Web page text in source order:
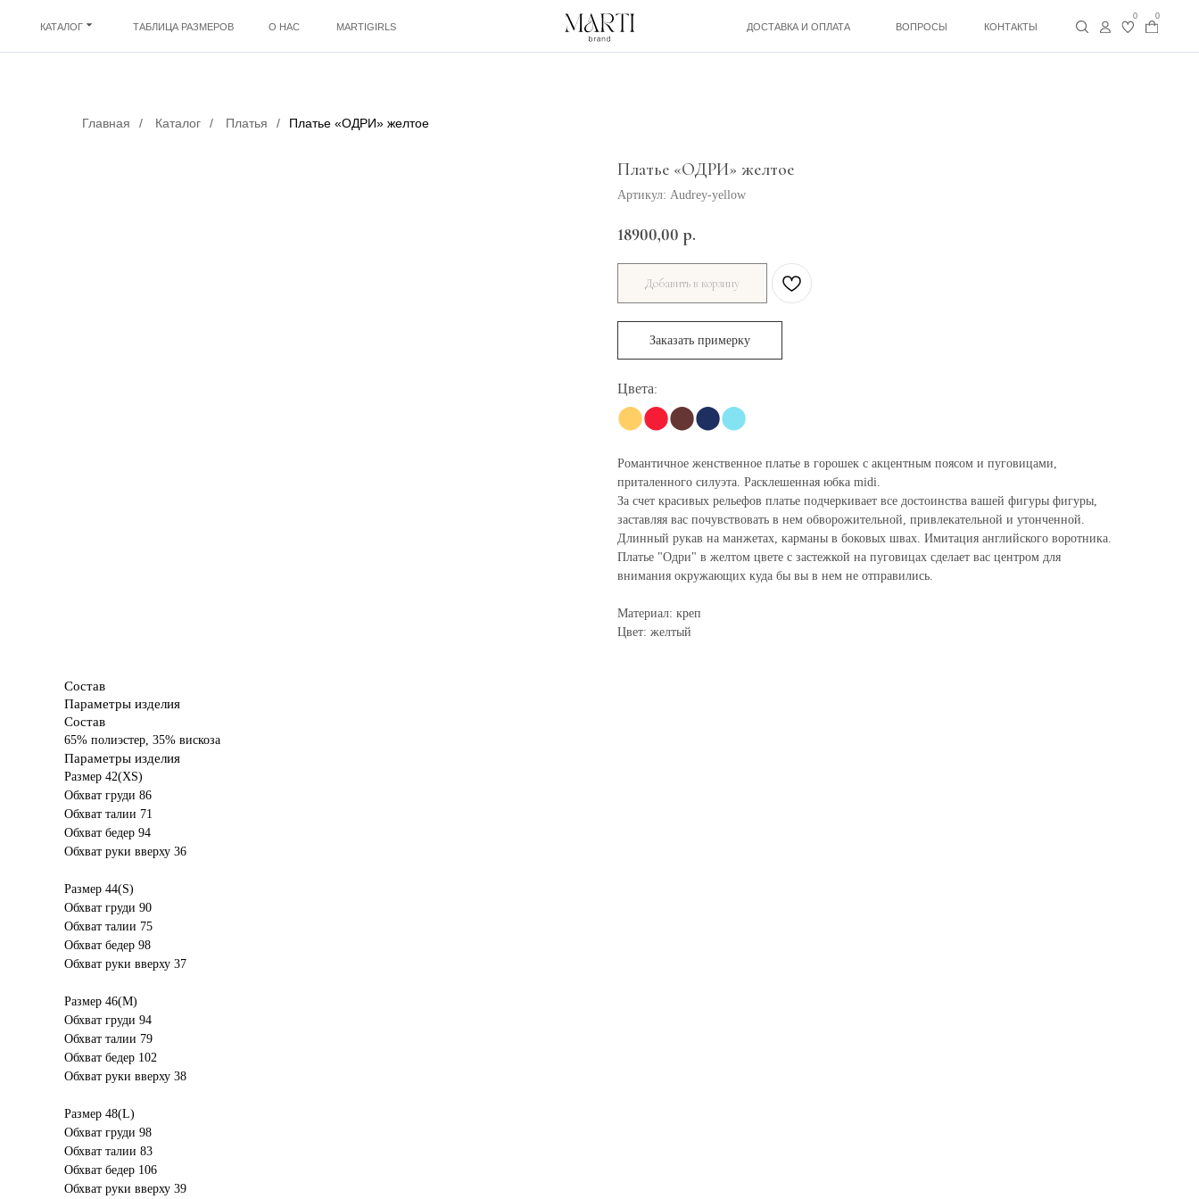
КАТАЛОГ ТАБЛИЦА РАЗМЕРОВ КОНТАКТЫ
MARTIGIRLS ДОСТАВКА И ОПЛАТА ВОПРОСЫ
Главная / Каталог / Платья / Платье «ОДРИ» желтое
Платье «ОДРИ» желтое
Артикул: Audrey-yellow
18900,00 р.
Добавить в корзину
Заказать примерку
Цвета:
⬤⬤⬤⬤⬤
Романтичное женственное платье в горошек с акцентным поясом и пуговицами,
приталенного силуэта. Расклешенная юбка midi.
За счет красивых рельефов платье подчеркивает все достоинства вашей фигуры фигуры,
заставляя вас почувствовать в нем обворожительной, привлекательной и утонченной.
Длинный рукав на манжетах, карманы в боковых швах. Имитация английского воротника.
Платье "Одри" в желтом цвете с застежкой на пуговицах сделает вас центром для
внимания окружающих куда бы вы в нем не отправились.
Материал: креп
Цвет: желтый
Состав
Параметры изделия
Состав
65% полиэстер, 35% вискоза
Параметры изделия
Размер 42(XS)
Обхват груди 86
Обхват талии 71
Обхват бедер 94
Обхват руки вверху 36
Размер 44(S)
Обхват груди 90
Обхват талии 75
Обхват бедер 98
Обхват руки вверху 37
Размер 46(M)
Обхват груди 94
Обхват талии 79
Обхват бедер 102
Обхват руки вверху 38
Размер 48(L)
Обхват груди 98
Обхват талии 83
Обхват бедер 106
Обхват руки вверху 39